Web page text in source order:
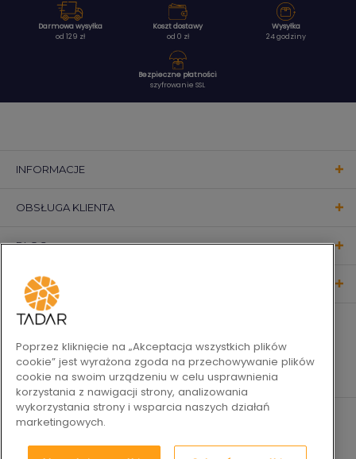
Darmowa wysyłka
od 129 zł
Koszt dostawy
od 0 zł
Wysyłka
24 godziny
Bezpieczne płatności
szyfrowanie SSL
INFORMACJE
OBSŁUGA KLIENTA
BLOG
KONTAKT
Poprzez kliknięcie na „Akceptacja wszystkich plików
cookie” jest wyrażona zgoda na przechowywanie plików
cookie na swoim urządzeniu w celu usprawnienia
korzystania z nawigacji strony, analizowania
wykorzystania strony i wsparcia naszych działań
marketingowych.